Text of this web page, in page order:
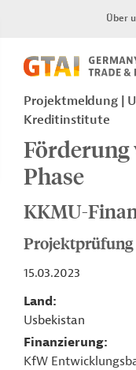
Über
Projektmeldung
Kreditinstitute
Förderung
Phase
KKMU-
Projektprüfung
15.03.2023
Land
Usbekistan
Finanzierung
KfW